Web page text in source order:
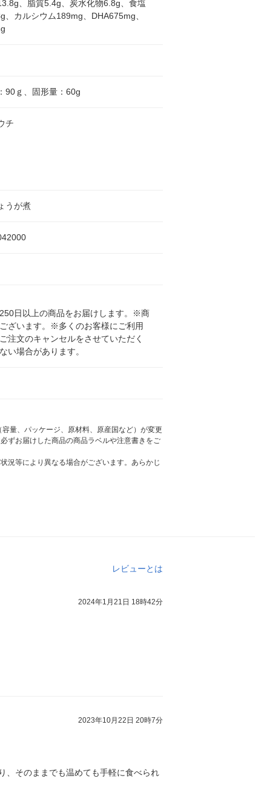
、脂質5.4g、炭水化物6.8g、食塩
、カルシウム189mg、DHA675mg、
90ｇ、固形量：60g
チ
うが煮
日以上の商品をお届けします。※商
ざいます。※多くのお客様にご利用
注文のキャンセルをさせていただく
場合があります。
量、パッケージ、原材料、原産国など）が変更
ずお届けした商品の商品ラベルや注意書きをご
況等により異なる場合がございます。あらかじ
レビューとは
2024年1月21日 18時42分
2023年10月22日 20時7分
、そのままでも温めても手軽に食べられ